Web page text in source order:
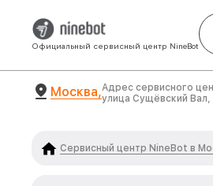
Официальный сервисный центр NineBot
Москва,Адрес сервисного
улица Сущёвский Вал,
Сервисный центр NineBot в